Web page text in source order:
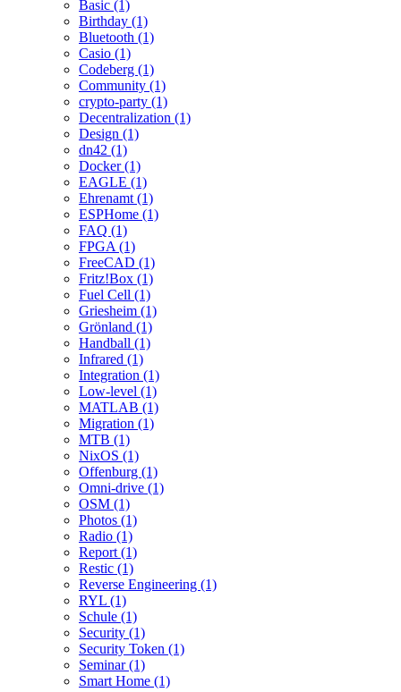
Basic (1)
Birthday (1)
Bluetooth (1)
Casio (1)
Codeberg (1)
Community (1)
crypto-party (1)
Decentralization (1)
Design (1)
dn42 (1)
Docker (1)
EAGLE (1)
Ehrenamt (1)
ESPHome (1)
FAQ (1)
FPGA (1)
FreeCAD (1)
Fritz!Box (1)
Fuel Cell (1)
Griesheim (1)
Grönland (1)
Handball (1)
Infrared (1)
Integration (1)
Low-level (1)
MATLAB (1)
Migration (1)
MTB (1)
NixOS (1)
Offenburg (1)
Omni-drive (1)
OSM (1)
Photos (1)
Radio (1)
Report (1)
Restic (1)
Reverse Engineering (1)
RYL (1)
Schule (1)
Security (1)
Security Token (1)
Seminar (1)
Smart Home (1)